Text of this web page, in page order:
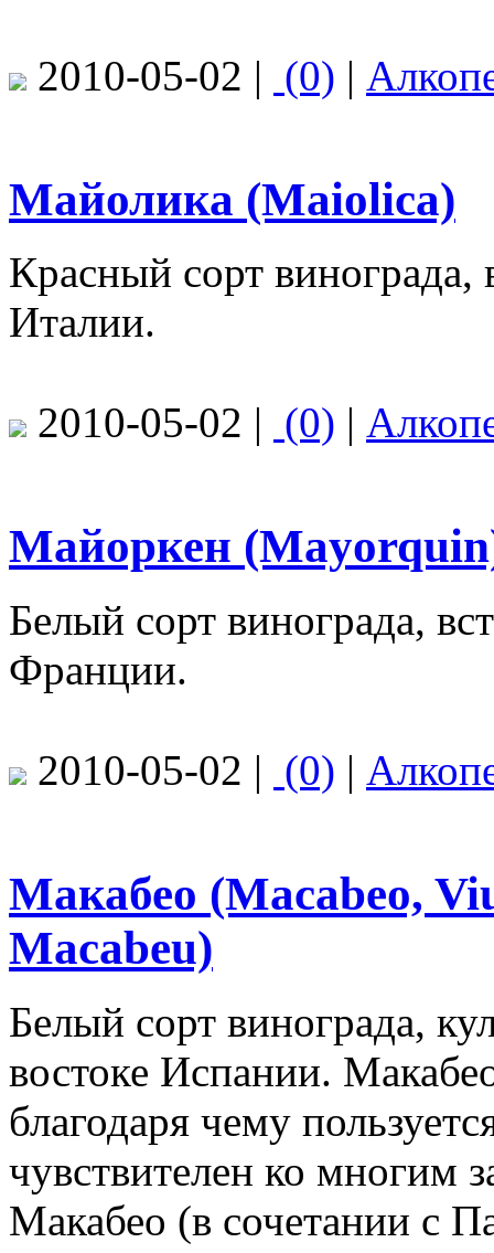
2010-05-02 | (0) |
Майолика (Maiolica)
Красный сорт
Италии.
2010-05-02 | (0) |
Майоркен
Белый сорт винограда,
Франции.
2010-05-02 | (0) |
Макабео (Macabeo,
Macabeu)
Белый сорт винограда,
востоке Испании.
благодаря чему
чувствителен ко многим
Макабео (в сочетании с